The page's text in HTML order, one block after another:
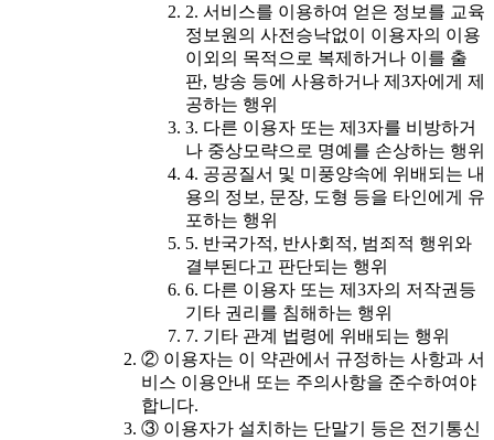
2. 서비스를 이용하여 얻은 정보를 교육
정보원의 사전승낙없이 이용자의 이용
이외의 목적으로 복제하거나 이를 출
판, 방송 등에 사용하거나 제3자에게 제
공하는 행위
3. 다른 이용자 또는 제3자를 비방하거
나 중상모략으로 명예를 손상하는 행위
4. 공공질서 및 미풍양속에 위배되는 내
용의 정보, 문장, 도형 등을 타인에게 유
포하는 행위
5. 반국가적, 반사회적, 범죄적 행위와
결부된다고 판단되는 행위
6. 다른 이용자 또는 제3자의 저작권등
기타 권리를 침해하는 행위
7. 기타 관계 법령에 위배되는 행위
② 이용자는 이 약관에서 규정하는 사항과 서
비스 이용안내 또는 주의사항을 준수하여야
합니다.
③ 이용자가 설치하는 단말기 등은 전기통신